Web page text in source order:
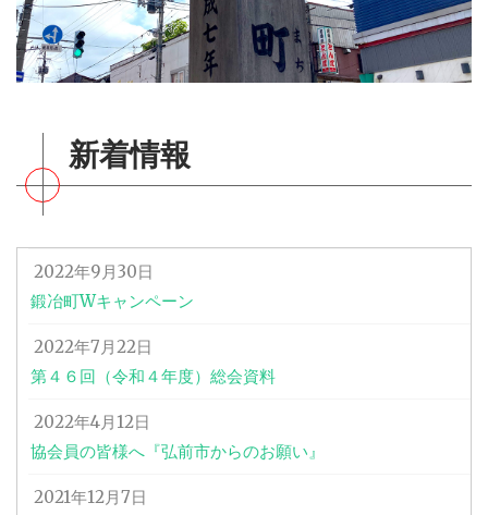
新着情報
2022年9月30日
鍛冶町Wキャンペーン
2022年7月22日
第４６回（令和４年度）総会資料
2022年4月12日
協会員の皆様へ『弘前市からのお願い』
2021年12月7日